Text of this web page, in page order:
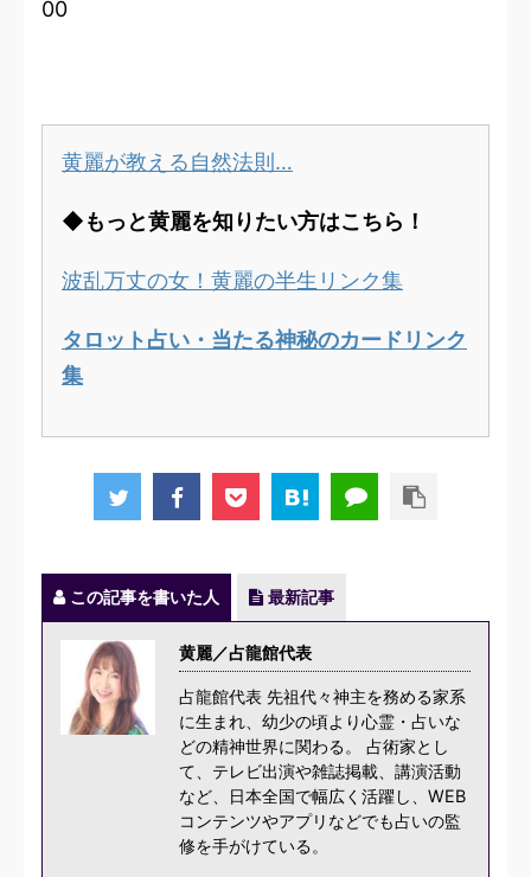
00
黄麗が教える自然法則…
◆もっと黄麗を知りたい方はこちら！
波乱万丈の女！黄麗の半生リンク集
タロット占い・当たる神秘のカードリンク
集
この記事を書いた人 最新記事
黄麗／占龍館代表
占龍館代表 先祖代々神主を務める家系
に生まれ、幼少の頃より心霊・占いな
どの精神世界に関わる。 占術家とし
て、テレビ出演や雑誌掲載、講演活動
など、日本全国で幅広く活躍し、WEB
コンテンツやアプリなどでも占いの監
修を手がけている。